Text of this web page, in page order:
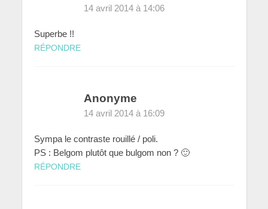
14 avril 2014 à 14:06
Superbe !!
RÉPONDRE
Anonyme
14 avril 2014 à 16:09
Sympa le contraste rouillé / poli.
PS : Belgom plutôt que bulgom non ? 🙂
RÉPONDRE